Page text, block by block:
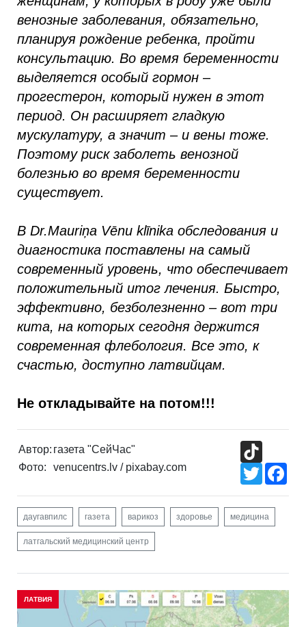
венозные заболевания, обязательно,
планируя рождение ребенка, пройти
консультацию. Во время беременности
выделяется особый гормон –
прогестерон, который нужен в этот
период. Он расширяет гладкую
мускулатуру, а значит – и вены тоже.
Поэтому риск заболеть венозной
болезнью во время беременности
существует.
В Dr.Mauriņa Vēnu klīnika обследования и
диагностика поставлены на самый
современный уровень, что обеспечивает
положительный итог лечения. Быстро,
эффективно, безболезненно – вот три
кита, на которых сегодня держится
современная флебология. Все это, к
счастью, доступно латвийцам.
Не откладывaйте на потом!!!
Автор: газета "СейЧас"
Фото:
venucentrs.lv / pixabay.com
Twitter
даугавпилс газета варикоз здоровье медицина
латгальский медицинский центр
ЛАТВИЯ